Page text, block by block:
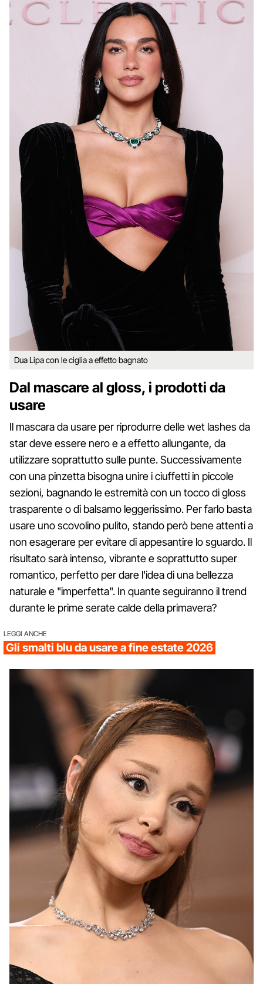
Dua Lipa con le ciglia a effetto bagnato
Dal mascare al gloss, i prodotti da
usare
Il mascara da usare per riprodurre delle wet lashes da
star deve essere nero e a effetto allungante, da
utilizzare soprattutto sulle punte. Successivamente
con una pinzetta bisogna unire i ciuffetti in piccole
sezioni, bagnando le estremità con un tocco di gloss
trasparente o di balsamo leggerissimo. Per farlo basta
usare uno scovolino pulito, stando però bene attenti a
non esagerare per evitare di appesantire lo sguardo. Il
risultato sarà intenso, vibrante e soprattutto super
romantico, perfetto per dare l'idea di una bellezza
naturale e "imperfetta". In quante seguiranno il trend
durante le prime serate calde della primavera?
LEGGI ANCHE
Gli smalti blu da usare a fine estate 2026